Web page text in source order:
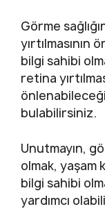
Görme
yırtılmasının
bilgi sahibi
retina
bulabilirsiniz.
Unutmayın,
olmak, yaşam
bilgi sahibi
yardımcı